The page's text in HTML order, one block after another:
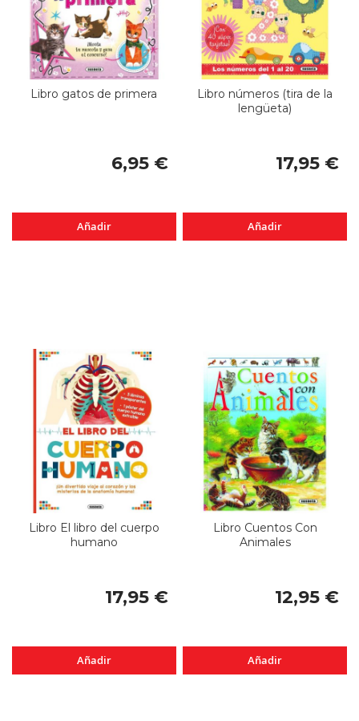
Libro gatos de primera
6,95 €
Añadir
Libro números (tira de la
lengüeta)
17,95 €
Añadir
Libro El libro del cuerpo
humano
17,95 €
Añadir
Libro Cuentos Con
Animales
12,95 €
Añadir